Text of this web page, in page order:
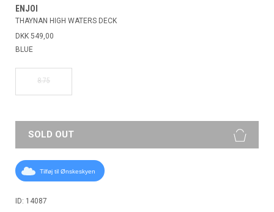
ENJOI
THAYNAN HIGH WATERS DECK
DKK 549,00
BLUE
8.75
SOLD OUT
Tilføj til Ønskeskyen
ID: 14087